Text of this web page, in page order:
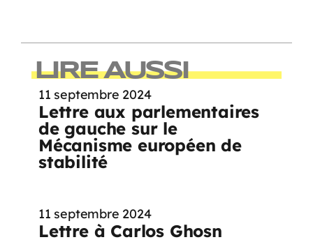
LIRE AUSSI
11 septembre 2024
Lettre aux parlementaires
de gauche sur le
Mécanisme européen de
stabilité
11 septembre 2024
Lettre à Carlos Ghosn